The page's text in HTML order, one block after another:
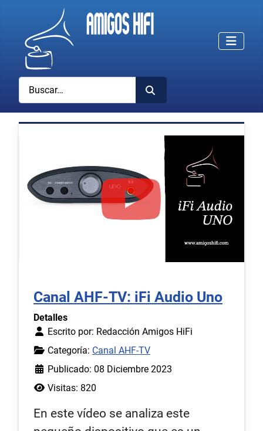
Buscar
Canal AHF-TV: iFi Audio Uno
Detalles
Escrito por: Redacción Amigos HiFi
Categoría: Canal AHF-TV
Publicado: 08 Diciembre 2023
Visitas: 820
En este vídeo se analiza este